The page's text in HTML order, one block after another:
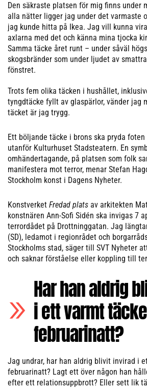
Den säkraste platsen för mig finns under
alla nätter ligger jag under det varmaste
jag kunde hitta på Ikea. Jag vill kunna
axlarna med det och känna mina tjocka
Samma täcke året runt – under såväl
skogsbränder som under ljudet av
fönstret.
Trots fem olika täcken i hushållet,
tyngdtäcke fyllt av glaspärlor, vänder jag
täcket är jag trygg.
Ett böljande täcke i brons ska pryda
utanför Kulturhuset Stadsteatern. En
omhändertagande, på platsen som folk
manifestera mot terror, menar Stefan
Stockholm konst i Dagens Nyheter.
Konstverket Fredad plats av arkitekten
konstnären Ann-Sofi Sidén ska invigas 7
terrordådet på Drottninggatan. Jag
(SD), ledamot i regionrådet och
Stockholms stad, säger till SVT Nyheter
och saknar förståelse eller koppling till
Har han aldrig
i ett varmt
februarinatt?
Jag undrar, har han aldrig blivit invirad i
februarinatt? Lagt ett över någon han
efter ett relationsuppbrott? Eller sett lik